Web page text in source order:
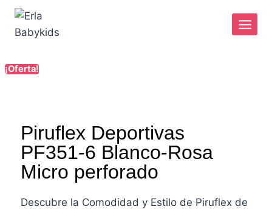
¡Oferta!
Piruflex Deportivas
PF351-6 Blanco-Rosa
Micro perforado
Descubre la Comodidad y Estilo de Piruflex de